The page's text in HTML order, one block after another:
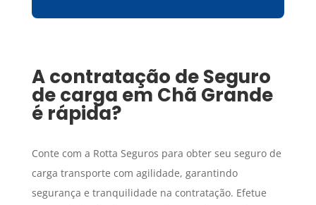
A contratação deSeguro
de carga em Chã Grande
é rápida?
Conte com a Rotta Seguros para obter seu seguro de
carga transporte com agilidade, garantindo
segurança e tranquilidade na contratação. Efetue